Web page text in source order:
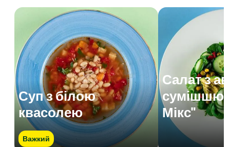
Суп з білою
квасолею
Важкий
Салат з
сумішшю
Мікс"